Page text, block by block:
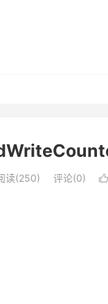
读(250) 评论(0) 